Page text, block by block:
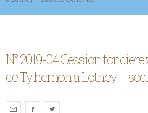
N° 2019-04 Cession fonciere
de Ty hémon à Lothey –